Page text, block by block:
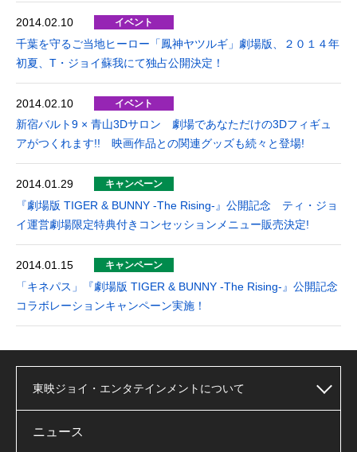
2014.02.10 イベント
千葉を守るご当地ヒーロー「鳳神ヤツルギ」劇場版、２０１４年
初夏、T・ジョイ蘇我にて独占公開決定！
2014.02.10 イベント
新宿バルト9 × 青山3Dサロン 劇場であなただけの3Dフィギュ
アがつくれます!! 映画作品との関連グッズも続々と登場!
2014.01.29 キャンペーン
『劇場版 TIGER & BUNNY -The Rising-』公開記念 ティ・ジョ
イ運営劇場限定特典付きコンセッションメニュー販売決定!
2014.01.15 キャンペーン
「キネパス」『劇場版 TIGER & BUNNY -The Rising-』公開記念
コラボレーションキャンペーン実施！
東映ジョイ・エンタテインメントについて
ニュース